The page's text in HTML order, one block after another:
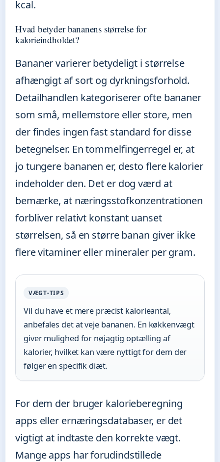
kcal.
Hvad betyder bananens størrelse for
kalorieindholdet?
Bananer varierer betydeligt i størrelse
afhængigt af sort og dyrkningsforhold.
Detailhandlen kategoriserer ofte bananer
som små, mellemstore eller store, men
der findes ingen fast standard for disse
betegnelser. En tommelfingerregel er, at
jo tungere bananen er, desto flere kalorier
indeholder den. Det er dog værd at
bemærke, at næringsstofkonzentrationen
forbliver relativt konstant uanset
størrelsen, så en større banan giver ikke
flere vitaminer eller mineraler per gram.
VÆGT-TIPS
Vil du have et mere præcist kalorieantal,
anbefales det at veje bananen. En køkkenvægt
giver mulighed for nøjagtig optælling af
kalorier, hvilket kan være nyttigt for dem der
følger en specifik diæt.
For dem der bruger kalorieberegning
apps eller ernæringsdatabaser, er det
vigtigt at indtaste den korrekte vægt.
Mange apps har forudindstillede